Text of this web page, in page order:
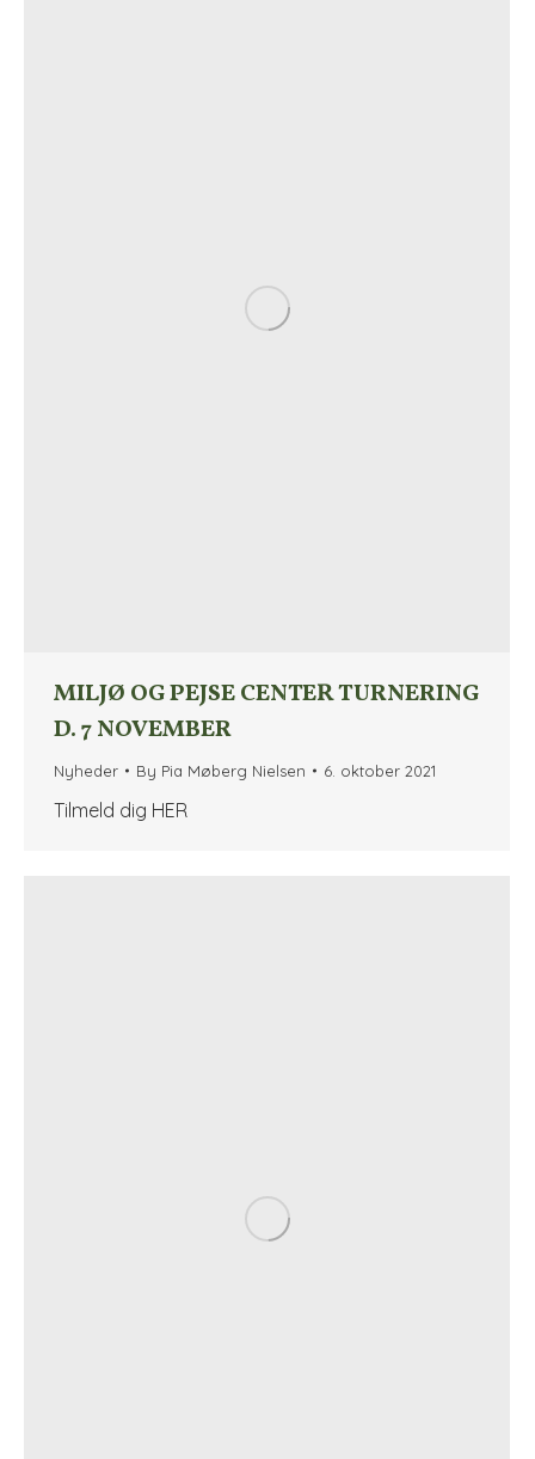
MILJØ OG PEJSE CENTER TURNERING
D. 7 NOVEMBER
Nyheder By Pia Møberg Nielsen 6. oktober 2021
Tilmeld dig HER